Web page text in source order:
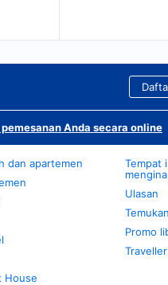
pemesanan Anda secara online
dan apartemen
House
Tempat
Ulasan
Promo